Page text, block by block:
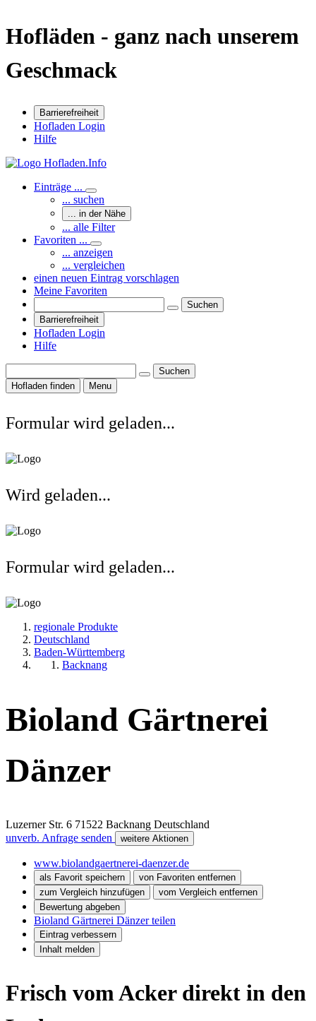
Hofläden - ganz nach unserem
Geschmack
Barrierefreiheit
Hofladen Login
Hilfe
Einträge ...
... suchen
... in der Nähe
... alle Filter
Favoriten ...
... anzeigen
... vergleichen
einen neuen Eintrag vorschlagen
Meine Favoriten
Suchen
Barrierefreiheit
Hofladen Login
Hilfe
Suchen
Hofladen finden
Menu
Formular wird geladen...
Wird geladen...
Formular wird geladen...
regionale Produkte
Deutschland
Baden-Württemberg
Backnang
Bioland Gärtnerei
Dänzer
Luzerner Str. 6 71522 Backnang Deutschland
unverb. Anfrage senden
weitere Aktionen
www.biolandgaertnerei-daenzer.de
als Favorit speichern
von Favoriten entfernen
zum Vergleich hinzufügen
vom Vergleich entfernen
Bewertung abgeben
Bioland Gärtnerei Dänzer teilen
Eintrag verbessern
Inhalt melden
Frisch vom Acker direkt in den